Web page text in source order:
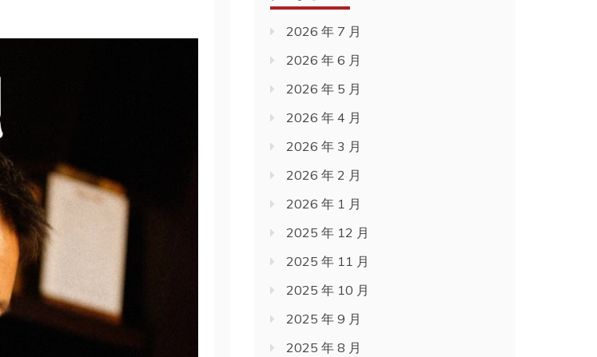
2026 年 7 月
2026 年 6 月
2026 年 5 月
2026 年 4 月
2026 年 3 月
2026 年 2 月
2026 年 1 月
2025 年 12 月
2025 年 11 月
2025 年 10 月
2025 年 9 月
2025 年 8 月